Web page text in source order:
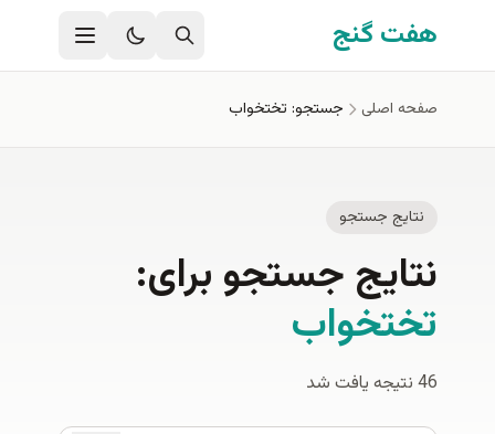
رفتن به محتوای اصلی
هفت گنج
صفحه اصلی جستجو: تختخواب
نتایج جستجو
نتایج جستجو برای:
تختخواب
46 نتیجه یافت شد